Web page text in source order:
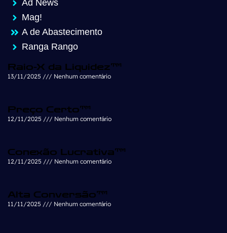
Ad News
Mag!
A de Abastecimento
Ranga Rango
Raio-X da Liquidez™
13/11/2025 Nenhum comentário
Preço Certo™
12/11/2025 Nenhum comentário
Conexão Lucrativa™
12/11/2025 Nenhum comentário
Alta Conversão™
11/11/2025 Nenhum comentário